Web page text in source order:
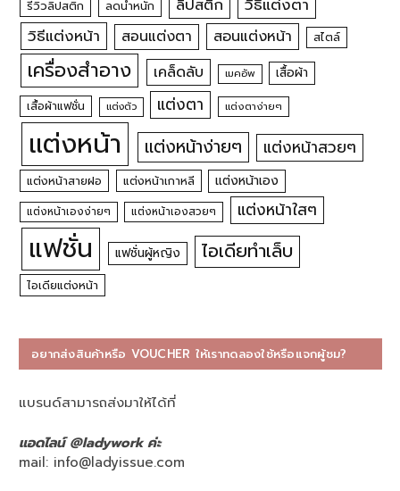
รีวิวลิปสติก ลดน้ำหนัก ลิปสติก
วิธีแต่งหน้า
สอนแต่งตา สอนแต่งหน้า สไตล์
เครื่องสำอาง เคล็ดลับ เมคอัพ เสื้อผ้า
เสื้อผ้าแฟชั่น แต่งตัว แต่งตา แต่งตาง่ายๆ
แต่งหน้า แต่งหน้าง่ายๆ แต่งหน้าสวยๆ
แต่งหน้าสายฝอ แต่งหน้าเกาหลี แต่งหน้าเอง
แต่งหน้าเองง่ายๆ แต่งหน้าเองสวยๆ แต่งหน้าใสๆ
แฟชั่น แฟชั่นผู้หญิง ไอเดียทำเล็บ
ไอเดียแต่งหน้า
อยากส่งสินค้าหรือ VOUCHER ให้เราทดลองใช้หรือแจกผู้ชม?
แบรนด์สามารถส่งมาให้ได้ที่
แอดไลน์ @ladywork ค่ะ
mail: info@ladyissue.com